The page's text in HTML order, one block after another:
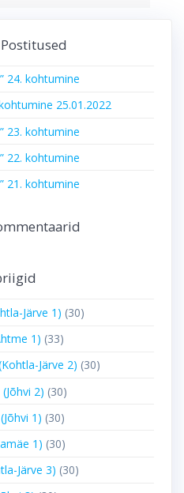
24. kohtumine
25.01.2022
23. kohtumine
22. kohtumine
21. kohtumine
Järve 1) (30)
1) (33)
Järve 2) (30)
2) (30)
1) (30)
1) (30)
Järve 3) (30)